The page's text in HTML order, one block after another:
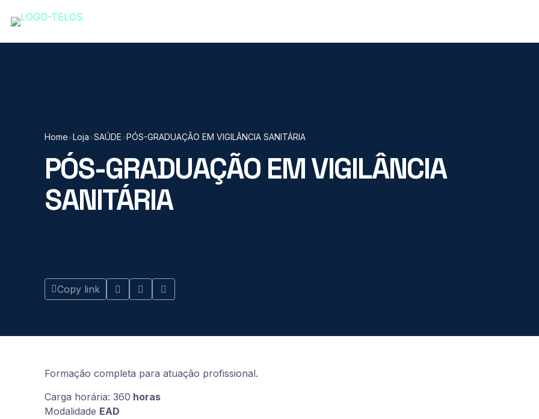
Home>Loja>SAÚDE>PÓS-GRADUAÇÃO EM VIGILÂNCIA SANITÁRIA
PÓS-GRADUAÇÃO EM VIGILÂNCIA
SANITÁRIA
Copy link
Formação completa para atuação profissional.
Carga horária: 360 horas
Modalidade EAD